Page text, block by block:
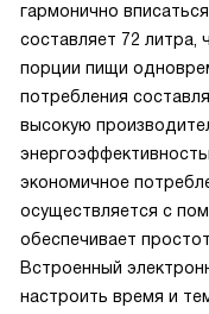
гармонично
составляет 72 литра,
порции пищи
потребления
высокую
экономичное
осуществляется с
обеспечивает
Встроенный
настроить время и